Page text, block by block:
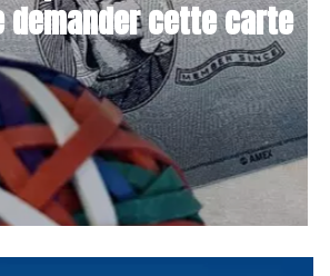
demander cette carte